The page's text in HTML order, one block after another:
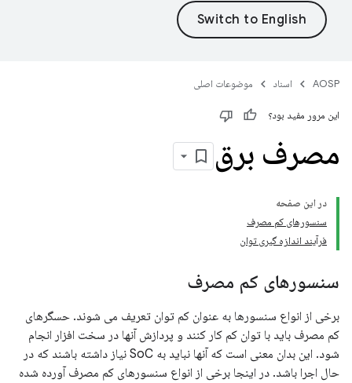
AOSP اسناد موضوعات اصلی
این مرور مفید بود؟
مصرف برق
در این صفحه
سنسورهای کم مصرف
فرآیند اندازه گیری توان
سنسورهای کم مصرف
برخی از انواع سنسورها به عنوان کم توان تعریف می شوند. حسگرهای
کم مصرف باید با توان کم کار کنند و پردازش آنها در سخت افزار انجام
شود. این بدان معنی است که آنها نباید به SoC نیاز داشته باشند که در
حال اجرا باشد. در اینجا برخی از انواع سنسورهای کم مصرف آورده شده